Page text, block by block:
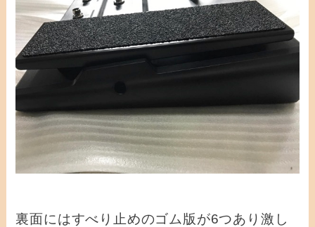
裏面にはすべり止めのゴム版が6つあり激し